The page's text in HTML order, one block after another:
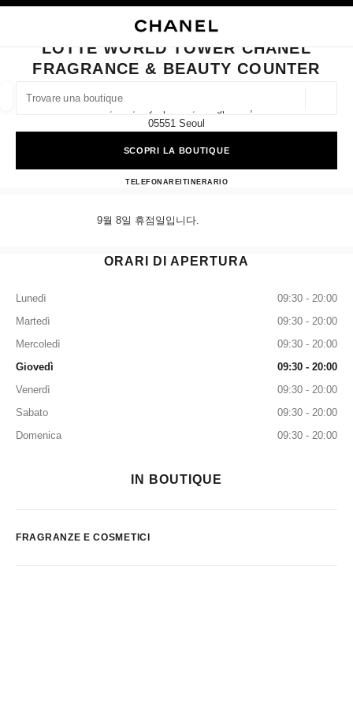
TROVARE UNA BOUTIQUE
I suggerimenti sono mostrati sotto la barra di ricerca
0 Suggerimenti disponibili
CHIUDI LA SCHEDA DELLA BOUTIQUE LOTTE WORLD TOWER CHANEL
LOTTE WORLD TOWER CHANEL
FRAGRANCE & BEAUTY COUNTER
9f, 300, Olympic-Ro, Songpa-Gu,
05551 Seoul
SCOPRI LA BOUTIQUE
TELEFONARE+82 2 3213 3827
ITINERARIO
Lotte World Tower
9월 8일 휴점일입니다.
ORARI DI APERTURA
Lunedì
09:30 - 20:00
Martedì
09:30 - 20:00
Mercoledì
09:30 - 20:00
Giovedì
09:30 - 20:00
Venerdì
09:30 - 20:00
Sabato
09:30 - 20:00
Domenica
09:30 - 20:00
IN BOUTIQUE
FRAGRANZE E COSMETICI
Filtri
Filtrare risultati per: